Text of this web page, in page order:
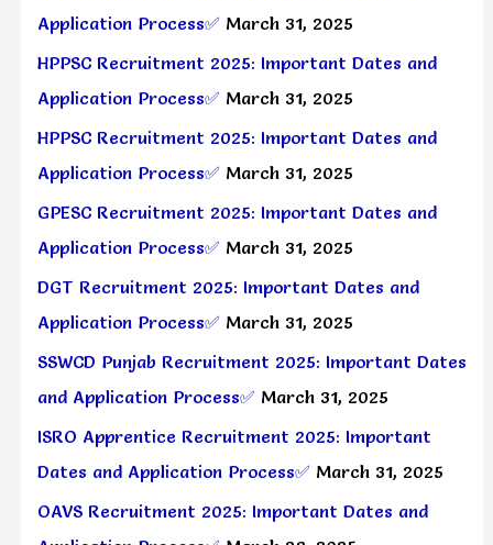
Application Process✅ March 31, 2025
HPPSC Recruitment 2025: Important Dates and
Application Process✅ March 31, 2025
HPPSC Recruitment 2025: Important Dates and
Application Process✅ March 31, 2025
GPESC Recruitment 2025: Important Dates and
Application Process✅ March 31, 2025
DGT Recruitment 2025: Important Dates and
Application Process✅ March 31, 2025
SSWCD Punjab Recruitment 2025: Important Dates
and Application Process✅ March 31, 2025
ISRO Apprentice Recruitment 2025: Important
Dates and Application Process✅ March 31, 2025
OAVS Recruitment 2025: Important Dates and